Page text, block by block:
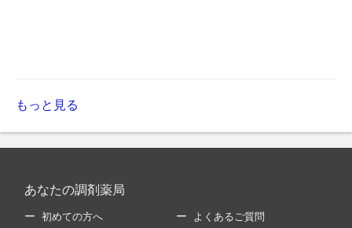
もっと見る
あなたの調剤薬局
初めての方へ よくあるご質問